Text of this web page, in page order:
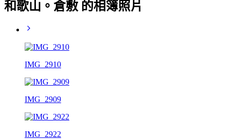
和歌山。倉敷 的相簿照片
IMG_2910
IMG_2909
IMG_2922